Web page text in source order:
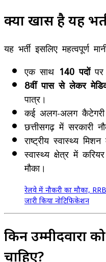
क्यों खास है यह
यह भर्ती इसलिए महत्वपूर्ण
एक साथ 140 पदोंपर
8वीं पास से लेकर
पात्र।
कई अलग-अलग
छत्तीसगढ़ में सरकारी
राष्ट्रीय स्वास्थ्य
स्वास्थ्य क्षेत्र में
मौका।
रेलवे में नौकरी का मौका,
जारी किया नोटिफिकेशन
किन उम्मीदवारों
चाहिए?